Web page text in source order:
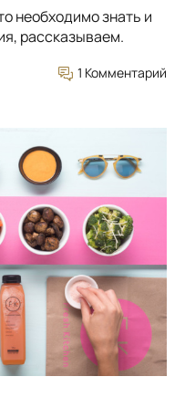
необходимо знать и
рассказываем.
1 Комментарий